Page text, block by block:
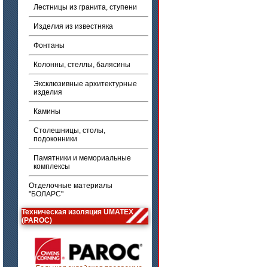
Лестницы из гранита, ступени
Изделия из известняка
Фонтаны
Колонны, стеллы, балясины
Эксклюзивные архитектурные
изделия
Камины
Столешницы, столы,
подоконники
Памятники и мемориальные
комплексы
Отделочные материалы
"БОЛАРС"
Техническая изоляция UMATEX
(PAROC)